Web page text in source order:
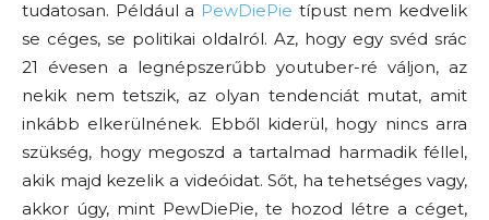
tudatosan. Például a PewDiePie típust nem kedvelik
se céges, se politikai oldalról. Az, hogy egy svéd srác
21 évesen a legnépszerűbb youtuber-ré váljon, az
nekik nem tetszik, az olyan tendenciát mutat, amit
inkább elkerülnének. Ebből kiderül, hogy nincs arra
szükség, hogy megoszd a tartalmad harmadik féllel,
akik majd kezelik a videóidat. Sőt, ha tehetséges vagy,
akkor úgy, mint PewDiePie, te hozod létre a céget,